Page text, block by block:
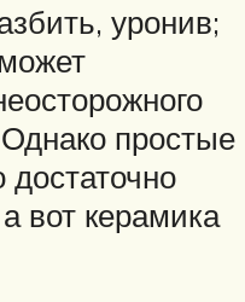
уронив;
простые
достаточно
вот керамика